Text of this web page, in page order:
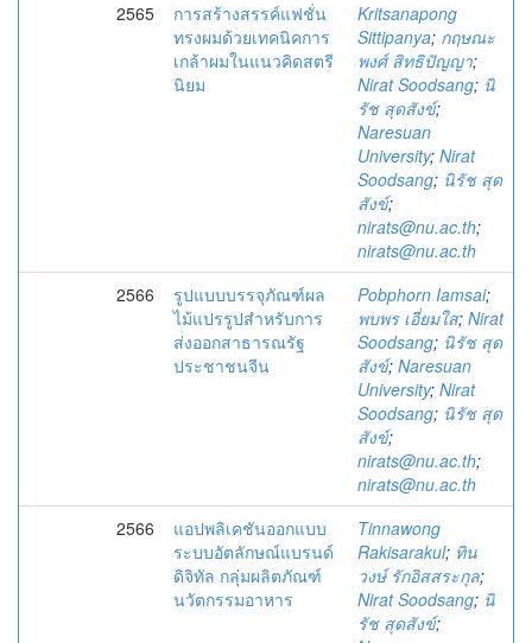
2565
การสร้างสรรค์แฟชั่น
ทรงผมด้วยเทคนิคการ
เกล้าผมในแนวคิดสตรี
นิยม
Kritsanapong
Sittipanya; กฤษณะ
พงศ์ สิทธิปัญญา;
Nirat Soodsang; นิ
รัช สุดสังข์;
Naresuan
University; Nirat
Soodsang; นิรัช สุด
สังข์;
nirats@nu.ac.th;
nirats@nu.ac.th
2566
รูปแบบบรรจุภัณฑ์ผล
ไม้แปรรูปสำหรับการ
ส่งออกสาธารณรัฐ
ประชาชนจีน
Pobphorn Iamsai;
พบพร เอี่ยมใส; Nirat
Soodsang; นิรัช สุด
สังข์; Naresuan
University; Nirat
Soodsang; นิรัช สุด
สังข์;
nirats@nu.ac.th;
nirats@nu.ac.th
2566
แอปพลิเคชันออกแบบ
ระบบอัตลักษณ์แบรนด์
ดิจิทัล กลุ่มผลิตภัณฑ์
นวัตกรรมอาหาร
Tinnawong
Rakisarakul; ทิน
วงษ์ รักอิสสระกุล;
Nirat Soodsang; นิ
รัช สุดสังข์;